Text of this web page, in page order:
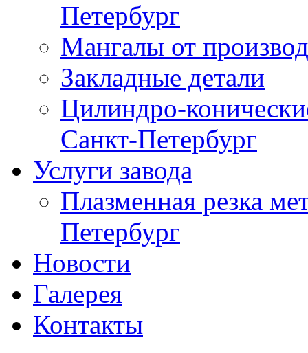
Петербург
Мангалы от
Закладные детали
Цилиндро-
Санкт-Петербург
Услуги завода
Плазменная резка
Петербург
Новости
Галерея
Контакты